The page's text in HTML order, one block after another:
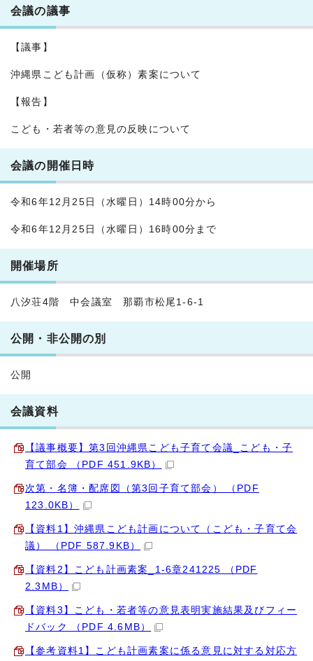
会議の議事
【議事】
沖縄県こども計画（仮称）素案について
【報告】
こども・若者等の意見の反映について
会議の開催日時
令和6年12月25日（水曜日）14時00分から
令和6年12月25日（水曜日）16時00分まで
開催場所
八汐荘4階 中会議室 那覇市松尾1-6-1
公開・非公開の別
公開
会議資料
【議事概要】第3回沖縄県こども子育て会議_こども・子
育て部会 （PDF 451.9KB）
次第・名簿・配席図（第3回子育て部会） （PDF
123.0KB）
【資料1】沖縄県こども計画について（こども・子育て会
議） （PDF 587.9KB）
【資料2】こども計画素案_1-6章241225 （PDF
2.3MB）
【資料3】こども・若者等の意見表明実施結果及びフィー
ドバック （PDF 4.6MB）
【参考資料1】こども計画素案に係る意見に対する対応方